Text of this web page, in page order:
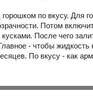
по вкусу. Для
Потом
После чего
- чтобы
По вкусу - как